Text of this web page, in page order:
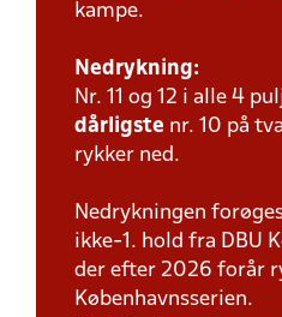
kampe.
Nedrykning:
Nr. 11 og 12 i alle 4
dårligste nr. 10 på
rykker ned.
Nedrykningen
ikke-1. hold fra DBU
der efter 2026 forår
Københavnsserien.